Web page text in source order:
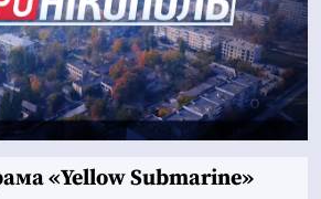
«Yellow Submarine»